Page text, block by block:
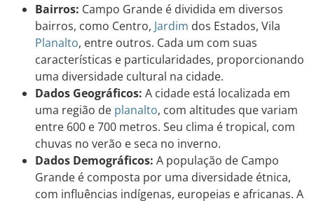
Bairros: Campo Grande é dividida em diversos
bairros, como Centro, Jardim dos Estados, Vila
Planalto, entre outros. Cada um com suas
características e particularidades, proporcionando
uma diversidade cultural na cidade.
Dados Geográficos: A cidade está localizada em
uma região de planalto, com altitudes que variam
entre 600 e 700 metros. Seu clima é tropical, com
chuvas no verão e seca no inverno.
Dados Demográficos: A população de Campo
Grande é composta por uma diversidade étnica,
com influências indígenas, europeias e africanas. A